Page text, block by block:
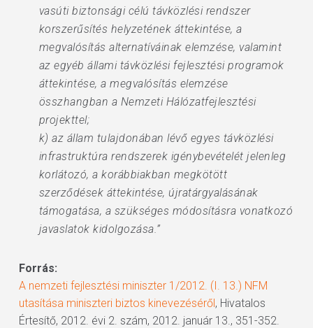
vasúti biztonsági célú távközlési rendszer
korszerűsítés helyzetének áttekintése, a
megvalósítás alternatíváinak elemzése, valamint
az egyéb állami távközlési fejlesztési programok
áttekintése, a megvalósítás elemzése
összhangban a Nemzeti Hálózatfejlesztési
projekttel;
k) az állam tulajdonában lévő egyes távközlési
infrastruktúra rendszerek igénybevételét jelenleg
korlátozó, a korábbiakban megkötött
szerződések áttekintése, újratárgyalásának
támogatása, a szükséges módosításra vonatkozó
javaslatok kidolgozása.”
Forrás:
A nemzeti fejlesztési miniszter 1/2012. (I. 13.) NFM
utasítása miniszteri biztos kinevezéséről, Hivatalos
Értesítő, 2012. évi 2. szám, 2012. január 13., 351-352.